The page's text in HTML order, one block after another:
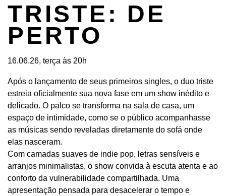
TRISTE: DE
PERTO
16.06.26, terça às 20h
Após o lançamento de seus primeiros singles, o duo triste
estreia oficialmente sua nova fase em um show inédito e
delicado. O palco se transforma na sala de casa, um
espaço de intimidade, como se o público acompanhasse
as músicas sendo reveladas diretamente do sofá onde
elas nasceram.
Com camadas suaves de indie pop, letras sensíveis e
arranjos minimalistas, o show convida à escuta atenta e ao
conforto da vulnerabilidade compartilhada. Uma
apresentação pensada para desacelerar o tempo e